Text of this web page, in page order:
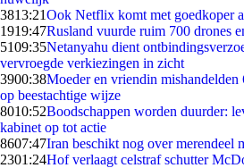
3813:21Ook Netflix komt met goedkoper
1919:47Rusland vuurde ruim 700 drones
5109:35Netanyahu dient
vervroegde verkiezingen in zicht
3900:38Moeder en vriendin mishandelden
op beestachtige wijze
8010:52Boodschappen worden duurder:
kabinet op tot actie
8607:47Iran beschikt nog over merendeel
2301:24Hof verlaagt celstraf schutter